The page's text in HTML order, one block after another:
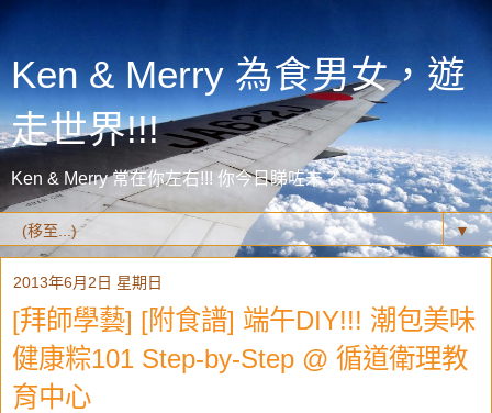
Ken & Merry 為食男女，遊
走世界!!!
Ken & Merry 常在你左右!!! 你今日睇咗未？
▼
2013年6月2日 星期日
[拜師學藝] [附食譜] 端午DIY!!! 潮包美味
健康粽101 Step-by-Step @ 循道衛理教
育中心